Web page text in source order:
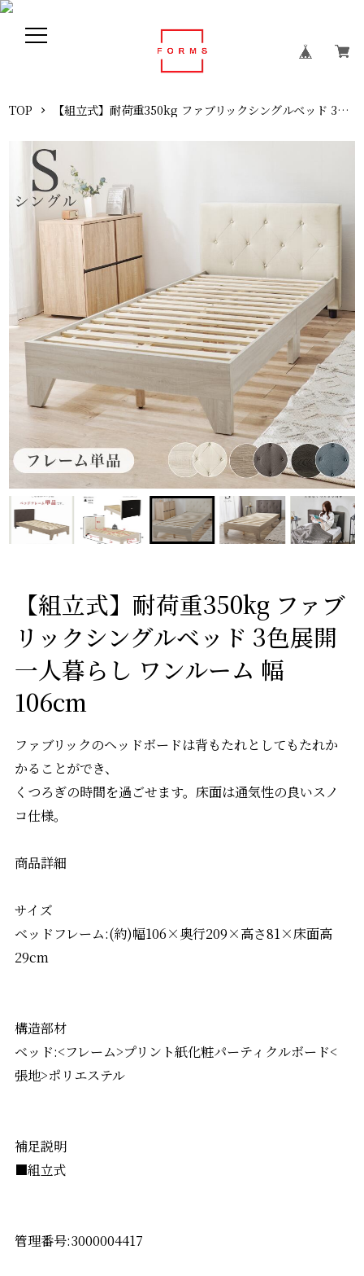
TOP 【組立式】耐荷重350kg ファブリックシングルベッド 3色展開 一人暮らし ワンルーム 幅106cm
【組立式】耐荷重350kg ファブ
リックシングルベッド 3色展開
一人暮らし ワンルーム 幅
106cm
ファブリックのヘッドボードは背もたれとしてもたれか
かることができ、
くつろぎの時間を過ごせます。床面は通気性の良いスノ
コ仕様。
商品詳細
サイズ
ベッドフレーム:(約)幅106×奥行209×高さ81×床面高
29cm
構造部材
ベッド:<フレーム>プリント紙化粧パーティクルボード<
張地>ポリエステル
補足説明
■組立式
管理番号:3000004417